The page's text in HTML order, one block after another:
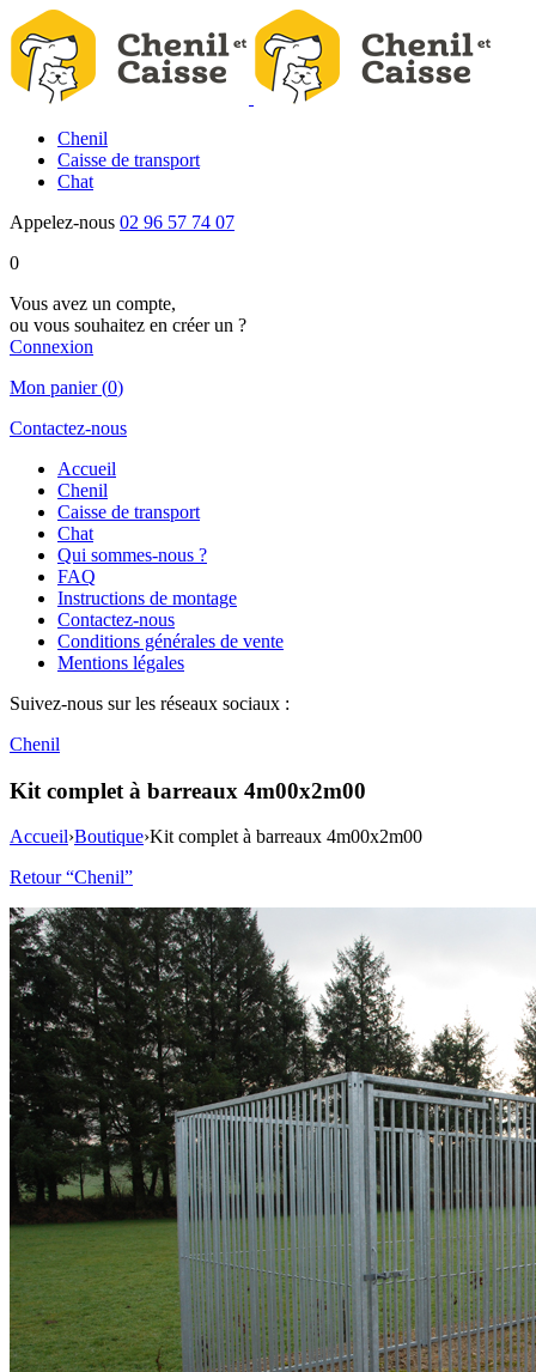
Chenil
Caisse de transport
Chat
Appelez-nous 02 96 57 74 07
0
Vous avez un compte,
ou vous souhaitez en créer un ?
Connexion
Mon panier(0)
Contactez-nous
Accueil
Chenil
Caisse de transport
Chat
Qui sommes-nous ?
FAQ
Instructions de montage
Contactez-nous
Conditions générales de vente
Mentions légales
Suivez-nous sur les réseaux sociaux :
Chenil
Kit complet à barreaux 4m00x2m00
Accueil›Boutique›Kit complet à barreaux 4m00x2m00
Retour “Chenil”